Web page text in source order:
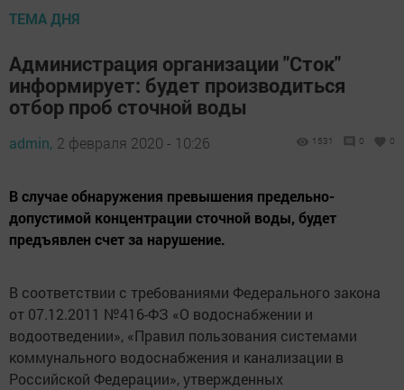
ТЕМА ДНЯ
Администрация организации "Сток"
информирует: будет производиться
отбор проб сточной воды
admin, 2 февраля 2020 - 10:26 1531 0 0
В случае обнаружения превышения предельно-
допустимой концентрации сточной воды, будет
предъявлен счет за нарушение.
В соответствии с требованиями Федерального закона
от 07.12.2011 №416-ФЗ «О водоснабжении и
водоотведении», «Правил пользования системами
коммунального водоснабжения и канализации в
Российской Федерации», утвержденных